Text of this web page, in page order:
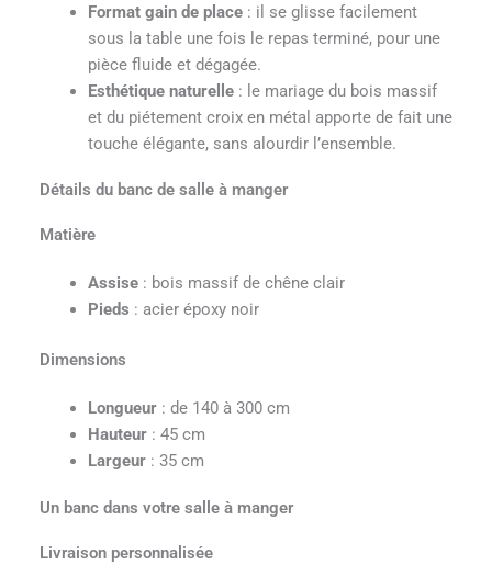
Format gain de place: il se glisse facilement
sous la table une fois le repas terminé, pour une
pièce fluide et dégagée.
Esthétique naturelle: le mariage du bois massif
et du piétement croix en métal apporte de fait une
touche élégante, sans alourdir l’ensemble.
Détails du banc de salle à manger
Matière
Assise: bois massif de chêne clair
Pieds : acier époxy noir
Dimensions
Longueur: de 140 à 300 cm
Hauteur: 45 cm
Largeur: 35 cm
Un banc dans votre salle à manger
Livraison personnalisée